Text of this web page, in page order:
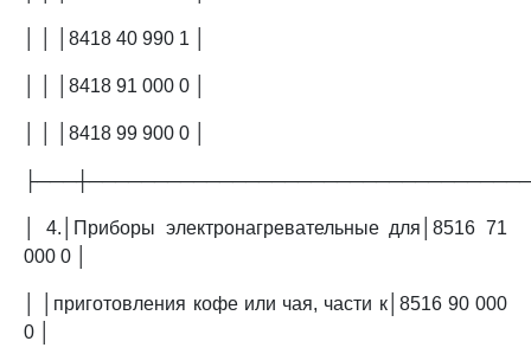
│ │ │8418 40 990 1 │
│ │ │8418 91 000 0 │
│ │ │8418 99 900 0 │
│ 4.│Приборы электронагревательные для│8516 71
000 0 │
│ │приготовления кофе или чая, части к│8516 90 000
0 │